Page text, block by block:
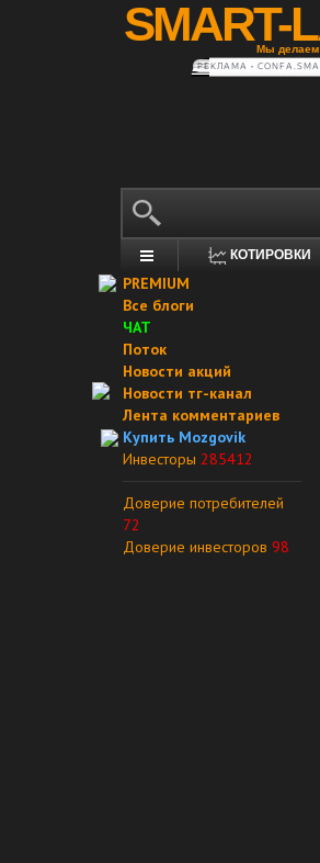
SMART-
Мы делаем
РЕКЛАМА •
КОТИРОВКИ
PREMIUM
Все блоги
ЧАТ
Поток
Новости акций
Новости тг-канал
Лента комментариев
Купить Mozgovik
Инвесторы 285412
Доверие потребителей
72
Доверие инвесторов 98